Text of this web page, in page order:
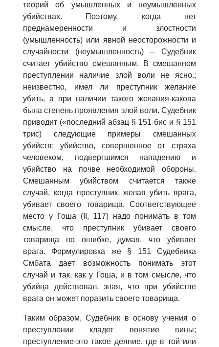
теорий об умышленных и неумышленных
убийствах. Поэтому, когда нет
преднамеренности и злостности
(умышленность) или явной неосторожности и
случайности (неумышленность) – Судебник
считает убийство смешанным. В смешанном
преступлении наличие злой воли не ясно.;
неизвестно, имел ли преступник желание
убить, а при наличии такого желания‑какова
была степень проявления злой воли. Судебник
приводит («последний абзац § 151 бис и § 151
трис) следующие примеры смешанных
убийств: убийство, совершенное от страха
человеком, подвергшимся нападению и
убийство на почве необходимой обороны.
Смешанным убийством считается также
случай, когда преступник, желая убить врага,
убивает своего товарища. Соответствующее
место у Гоша (II, 117) надо понимать в том
смысле, что преступник убивает своего
товарища по ошибке, думая, что убивает
врага. Формулировка же § 151 Судебника
Смбата дает возможность понимать этот
случай и так, как у Гоша, и в том смысле, что
убийца действовал, зная, что при убийстве
врага он может поразить своего товарища.
Таким образом, Судебник в основу учения о
преступлении кладет понятие вины;
преступление‑это такое деяние, где в той или